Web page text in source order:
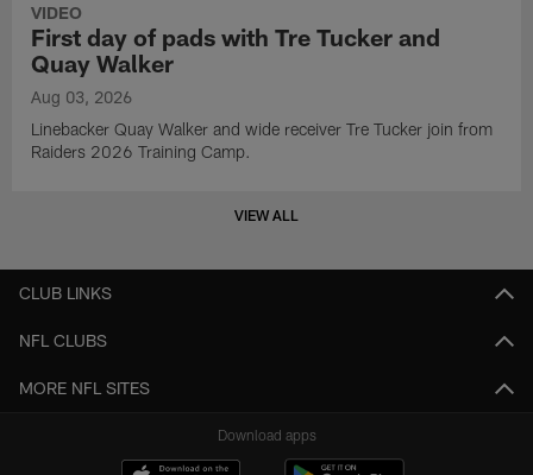
VIDEO
First day of pads with Tre Tucker and
Quay Walker
Aug 03, 2026
Linebacker Quay Walker and wide receiver Tre Tucker join from
Raiders 2026 Training Camp.
VIEW ALL
CLUB LINKS
NFL CLUBS
MORE NFL SITES
Download apps